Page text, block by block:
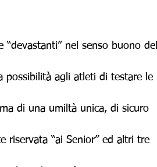
nel senso buono del
possibilità agli atleti di testare le
di una umiltà unica, di sicuro
riservata “ai Senior” ed altri tre